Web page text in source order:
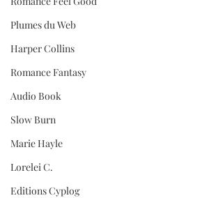
Plumes du Web
Harper Collins
Romance Fantasy
Audio Book
Slow Burn
Marie Hayle
Lorelei C.
Editions Cyplog